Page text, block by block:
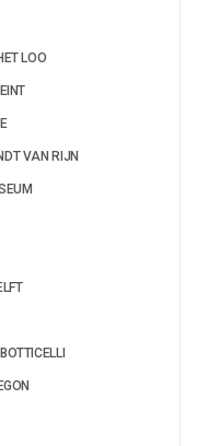
LOO
VAN RIJN